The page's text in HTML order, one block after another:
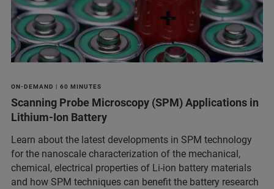
ON-DEMAND | 60 MINUTES
Scanning Probe Microscopy (SPM) Applications in
Lithium-Ion Battery
Learn about the latest developments in SPM technology
for the nanoscale characterization of the mechanical,
chemical, electrical properties of Li-ion battery materials
and ​how SPM techniques can benefit the battery research